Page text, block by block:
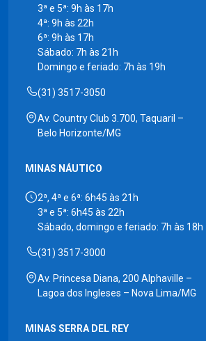
3ª e 5ª: 9h às 17h
4ª: 9h às 22h
6ª: 9h às 17h
Sábado: 7h às 21h
Domingo e feriado: 7h às 19h
(31) 3517-3050
Av. Country Club 3.700, Taquaril –
Belo Horizonte/MG
MINAS NÁUTICO
2ª, 4ª e 6ª: 6h45 às 21h
3ª e 5ª: 6h45 às 22h
Sábado, domingo e feriado: 7h às 18h
(31) 3517-3000
Av. Princesa Diana, 200 Alphaville –
Lagoa dos Ingleses – Nova Lima/MG
MINAS SERRA DEL REY